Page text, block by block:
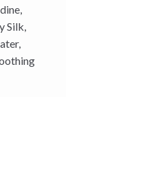
Silk,